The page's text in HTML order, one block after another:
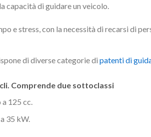
capacità di guidare un veicolo.
stress, con la necessità di recarsi di
di diverse categorie di patenti di
Comprende due sottoclassi
125 cc.
35 kW.